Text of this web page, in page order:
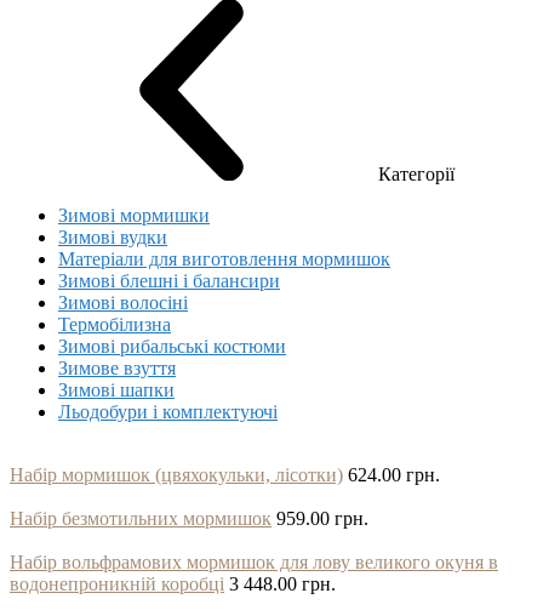
Категорії
Зимові мормишки
Зимові вудки
Матеріали для виготовлення мормишок
Зимові блешні і балансири
Зимові волосіні
Термобілизна
Зимові рибальські костюми
Зимове взуття
Зимові шапки
Льодобури і комплектуючі
Набір мормишок (цвяхокульки, лісотки) 624.00 грн.
Набір безмотильних мормишок 959.00 грн.
Набір вольфрамових мормишок для лову великого окуня в
водонепроникній коробці 3 448.00 грн.